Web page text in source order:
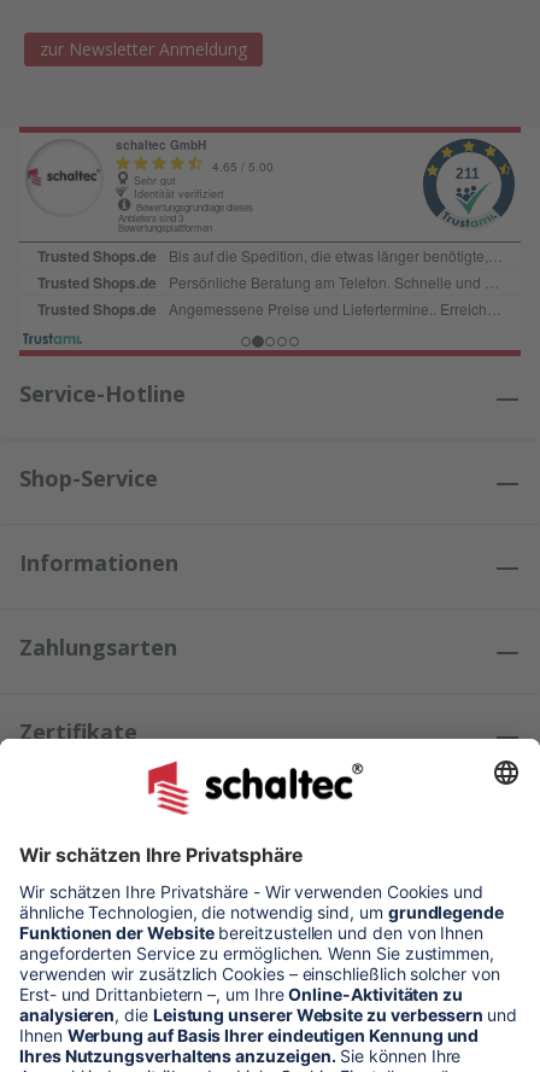
zur Newsletter Anmeldung
Service-Hotline
Shop-Service
Informationen
Zahlungsarten
Zertifikate
Kundenmeinungen